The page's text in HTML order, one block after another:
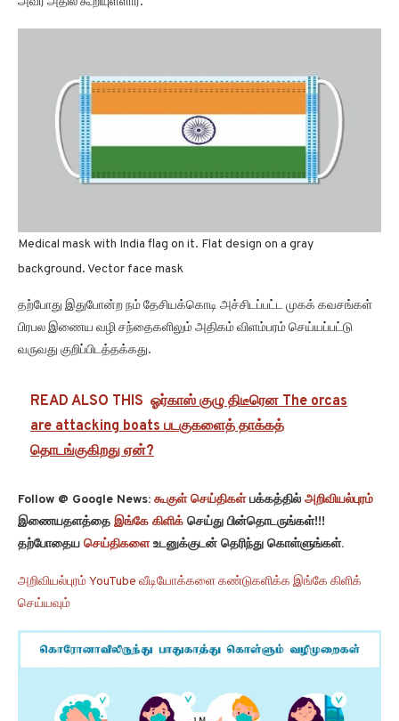
Medical mask with India flag on it. Flat design on a gray
background. Vector face mask
தற்போது இதுபோன்ற நம் தேசியக்கொடி அச்சிடப்பட்ட முகக் கவசங்கள்
பிரபல இணைய வழி சந்தைகளிலும் அதிகம் விளம்பரம் செய்யப்பட்டு
வருவது குறிப்பிடத்தக்கது.
READ ALSO THIS ஓர்காஸ் குழு திடீரென The orcas
are attacking boats படகுகளைத் தாக்கத்
தொடங்குகிறது ஏன்?
Follow @ Google News: கூகுள் செய்திகள்பக்கத்தில் அறிவியல்புரம்
இணையதளத்தை இங்கே கிளிக் செய்து பின்தொடருங்கள்!!!
தற்போதைய செய்திகளைஉடனுக்குடன் தெரிந்து கொள்ளுங்கள்.
அறிவியல்புரம் YouTube வீடியோக்களை கண்டுகளிக்க இங்கே கிளிக்
செய்யவும்